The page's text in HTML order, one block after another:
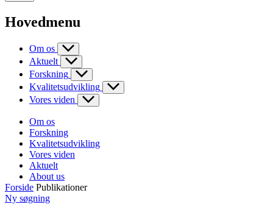
Hovedmenu
Om os
Aktuelt
Forskning
Kvalitetsudvikling
Vores viden
Om os
Forskning
Kvalitetsudvikling
Vores viden
Aktuelt
About us
Forside Publikationer
Ny søgning